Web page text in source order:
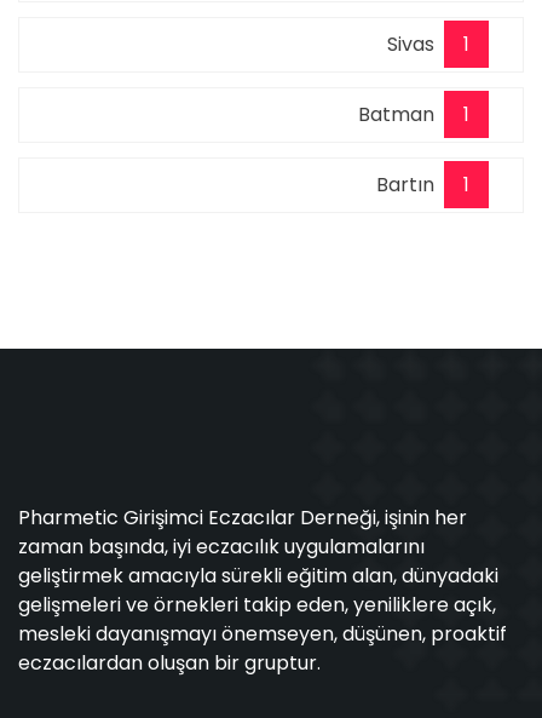
Sivas 1
Batman 1
Bartın 1
Pharmetic Girişimci Eczacılar Derneği, işinin her
zaman başında, iyi eczacılık uygulamalarını
geliştirmek amacıyla sürekli eğitim alan, dünyadaki
gelişmeleri ve örnekleri takip eden, yeniliklere açık,
mesleki dayanışmayı önemseyen, düşünen, proaktif
eczacılardan oluşan bir gruptur.